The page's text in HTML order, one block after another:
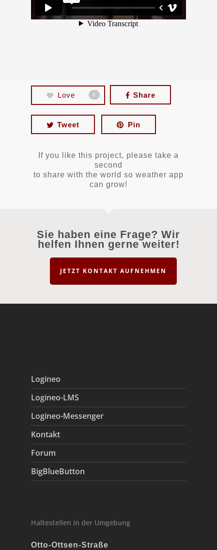
Love 0 Share
Tweet Pin
If you like this project, please take a
second
to share with the world so weather app
can grow!
Sie haben eine Frage? Wir
helfen Ihnen gerne weiter!
JETZT KONTAKT AUFNEHMEN
Logineo
Logineo-LMS
Logineo-Messenger
Kontakt
Forum
BigBlueButton
Haltestellen in der Umgebung
Otto-Ottsen-Straße